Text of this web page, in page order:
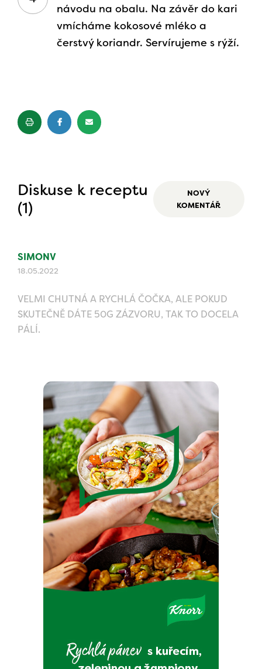
návodu na obalu. Na závěr do kari
vmícháme kokosové mléko a
čerstvý koriandr. Servírujeme s rýží.
Diskuse k receptu
(1)
NOVÝ
KOMENTÁŘ
SIMONV
18.05.2022
VELMI CHUTNÁ A RYCHLÁ ČOČKA, ALE POKUD
SKUTEČNĚ DÁTE 50G ZÁZVORU, TAK TO DOCELA
PÁLÍ.